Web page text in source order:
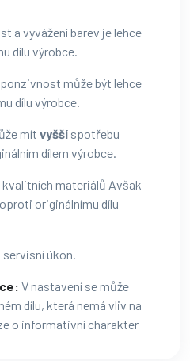
a vyvážení barev je lehce
dílu výrobce.
může být lehce
dílu výrobce.
mít vyšší spotřebu
dílem výrobce.
kvalitních materiálů Avšak
originálnímu dílu
servisní úkon.
V nastavení se může
dílu, která nemá vliv na
o informativní charakter